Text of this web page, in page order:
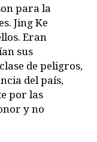
para la
Jing Ke
Eran
sus
de peligros,
del país,
por las
y no